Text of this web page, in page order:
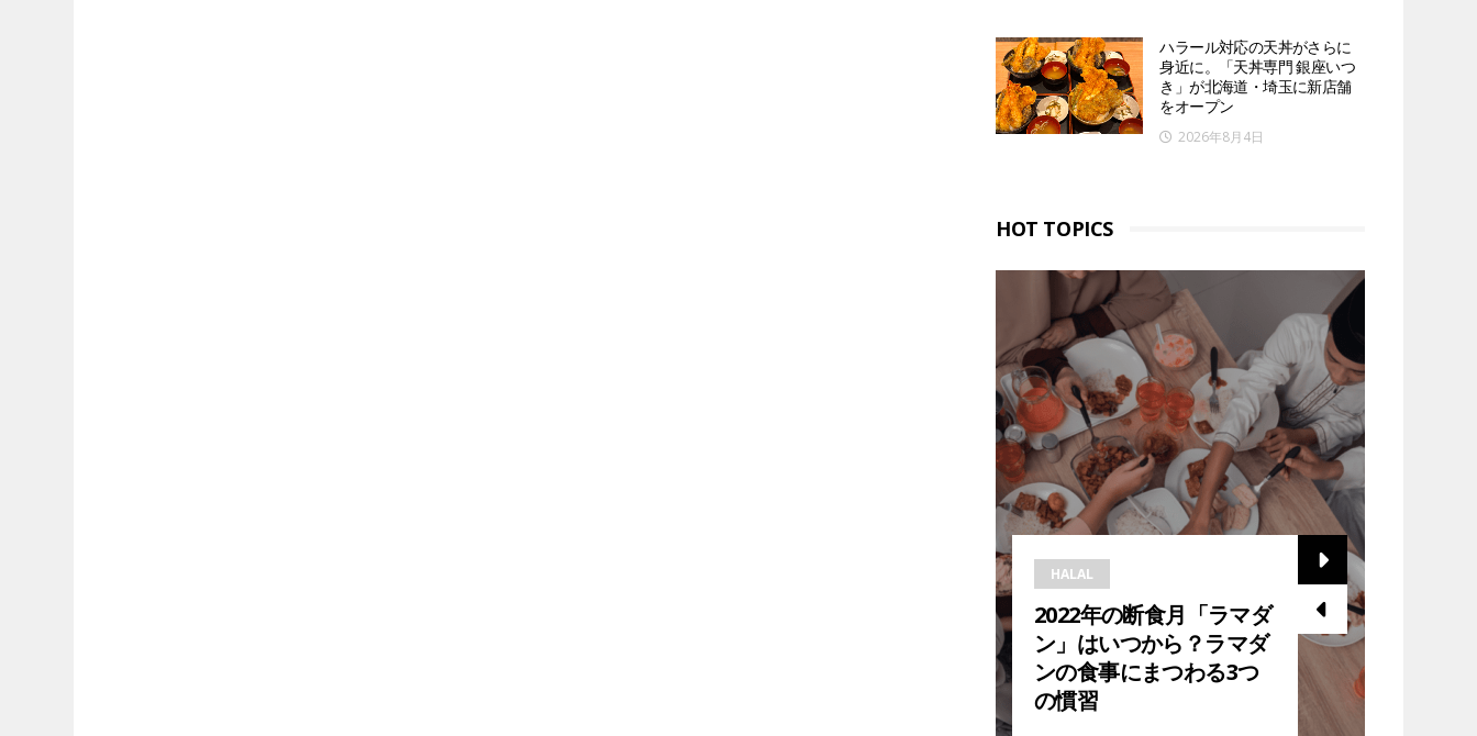
ハラール対応の天丼がさらに
身近に。「天丼専門 銀座いつ
き」が北海道・埼玉に新店舗
をオープン
2026年8月4日
HOT TOPICS
HALAL
2022年の断食月「ラマダ
ン」はいつから？ラマダ
ンの食事にまつわる3つ
の慣習